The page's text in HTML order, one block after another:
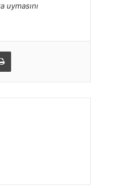
uymasını
Yazdır